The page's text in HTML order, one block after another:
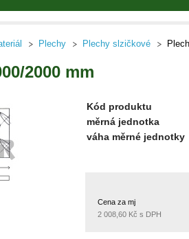
Plechy Plechy slzičkové
2000 mm
Kód produktu
měrná jednotka
váha měrné jednotky
Cena za mj
2 008,60 Kč s DPH